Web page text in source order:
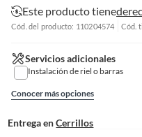
Este producto tiene
Cód. del producto: 110204574 Cód.
Servicios adicionales
Instalación de riel o barras
Conocer más opciones
Entrega en Cerrillos